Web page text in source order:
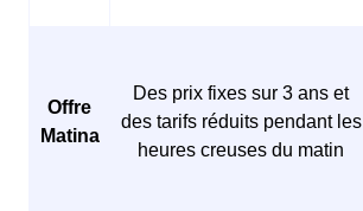
Offre
Matina
Des prix fixes sur 3 ans et
des tarifs réduits pendant les
heures creuses du matin